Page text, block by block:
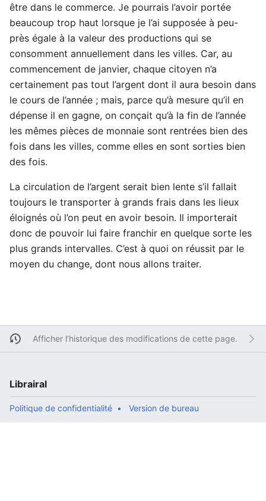
être dans le commerce. Je pourrais l’avoir portée
beaucoup trop haut lorsque je l’ai supposée à peu-
près égale à la valeur des productions qui se
consomment annuellement dans les villes. Car, au
commencement de janvier, chaque citoyen n’a
certainement pas tout l’argent dont il aura besoin dans
le cours de l’année ; mais, parce qu’à mesure qu’il en
dépense il en gagne, on conçait qu’à la fin de l’année
les mêmes pièces de monnaie sont rentrées bien des
fois dans les villes, comme elles en sont sorties bien
des fois.
La circulation de l’argent serait bien lente s’il fallait
toujours le transporter à grands frais dans les lieux
éloignés où l’on peut en avoir besoin. Il importerait
donc de pouvoir lui faire franchir en quelque sorte les
plus grands intervalles. C’est à quoi on réussit par le
moyen du change, dont nous allons traiter.
Afficher l’historique des modifications de cette page.
Librairal
Politique de confidentialité Version de bureau